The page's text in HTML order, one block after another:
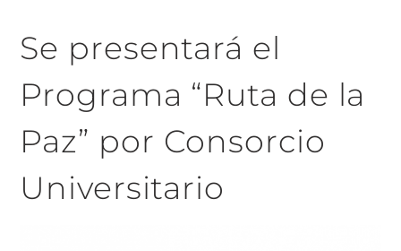
Se presentará el
Programa “Ruta de la
Paz” por Consorcio
Universitario